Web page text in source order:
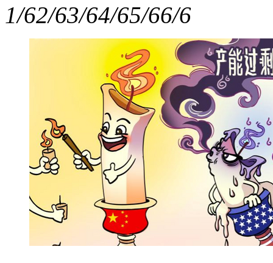
1/62/63/64/65/66/6